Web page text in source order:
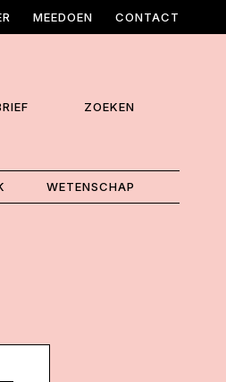
MEEDOEN CONTACT
ZOEKEN
WETENSCHAP